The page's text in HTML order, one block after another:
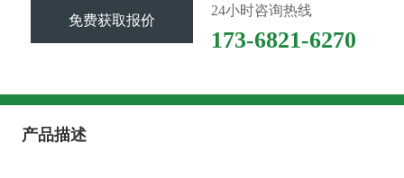
免费获取报价
24小时咨询热线
173-6821-6270
产品描述